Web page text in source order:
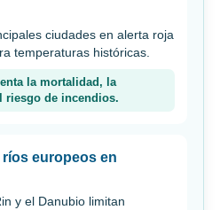
ciudades en alerta roja
temperaturas históricas.
la mortalidad, la
riesgo de incendios.
europeos en
y el Danubio limitan